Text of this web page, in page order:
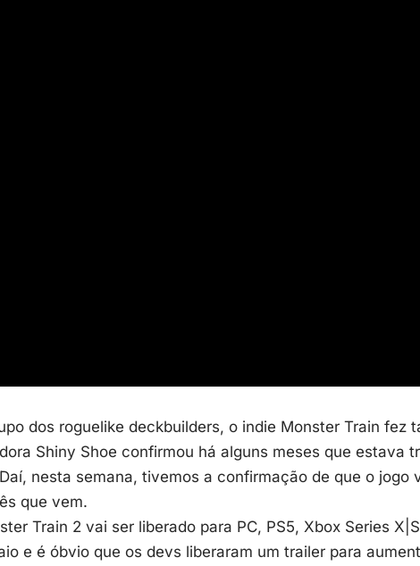
dos roguelike deckbuilders, o indie Monster Train fez
Shiny Shoe confirmou há alguns meses que estava
nesta semana, tivemos a confirmação de que o jogo
que vem.
Train 2 vai ser liberado para PC, PS5, Xbox Series
e é óbvio que os devs liberaram um trailer para